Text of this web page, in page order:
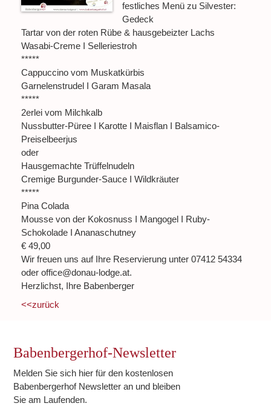
festliches Menü zu Silvester:
Gedeck
Tartar von der roten Rübe & hausgebeizter Lachs
Wasabi-Creme I Selleriestroh
*****
Cappuccino vom Muskatkürbis
Garnelenstrudel I Garam Masala
*****
2erlei vom Milchkalb
Nussbutter-Püree I Karotte I Maisflan I Balsamico-
Preiselbeerjus
oder
Hausgemachte Trüffelnudeln
Cremige Burgunder-Sauce I Wildkräuter
*****
Pina Colada
Mousse von der Kokosnuss I Mangogel I Ruby-
Schokolade I Ananaschutney
€ 49,00
Wir freuen uns auf Ihre Reservierung unter 07412 54334
oder office@donau-lodge.at.
Herzlichst, Ihre Babenberger
<<zurück
Babenbergerhof-Newsletter
Melden Sie sich hier für den kostenlosen
Babenbergerhof Newsletter an und bleiben
Sie am Laufenden.